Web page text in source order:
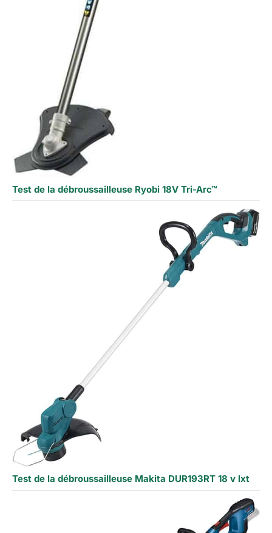
Test de la débroussailleuse Ryobi 18V Tri-Arc™
Test de la débroussailleuse Makita DUR193RT 18 v lxt